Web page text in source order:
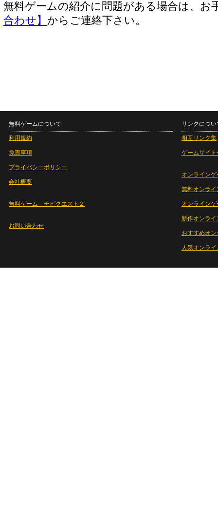
無料ゲームの紹介に問題がある場合は、お
合わせ】 からご連絡下さい。
無料ゲームについて
利用規約
免責事項
プライバシーポリシー
会社概要
無料ゲーム チビクエスト２
お問い合わせ
リンクについ
相互リンク集
ゲームサイト
オンラインゲ
無料オンライ
オンライン
新作オンライ
おすすめオ
人気オンラ